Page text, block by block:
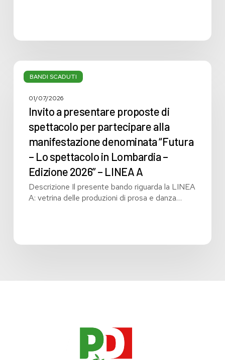
BANDI SCADUTI
Invito
proposte
spettacolo
partecipare
manifestazione
denominata
“Futura
Lombardia
01/07/2026
Invito a presentare proposte di
spettacolo per partecipare alla
manifestazione denominata “Futura
– Lo spettacolo in Lombardia –
Edizione 2026” – LINEA A
Descrizione Il presente bando riguarda la LINEA
A: vetrina delle produzioni di prosa e danza…